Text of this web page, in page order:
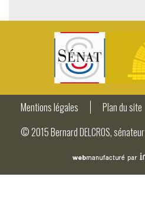
Mentions légales
Plan du site
© 2015 Bernard DELCROS, sénateur